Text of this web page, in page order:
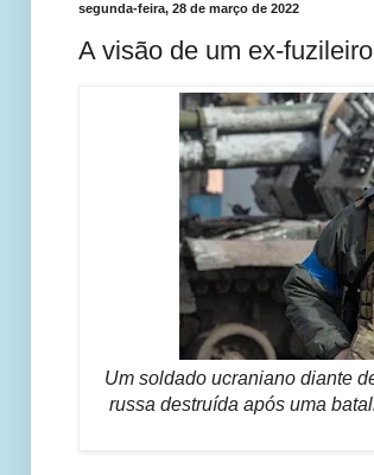
segunda-feira, 28 de março de 2022
A visão de um ex-
Um soldado ucraniano diante
russa destruída após uma